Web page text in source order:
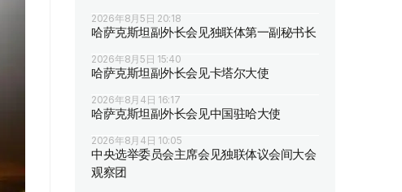
2026年8月5日 20:18
哈萨克斯坦副外长会见独联体第一副秘书长
2026年8月5日 15:40
哈萨克斯坦副外长会见卡塔尔大使
2026年8月4日 16:17
哈萨克斯坦副外长会见中国驻哈大使
2026年8月4日 10:05
中央选举委员会主席会见独联体议会间大会
观察团